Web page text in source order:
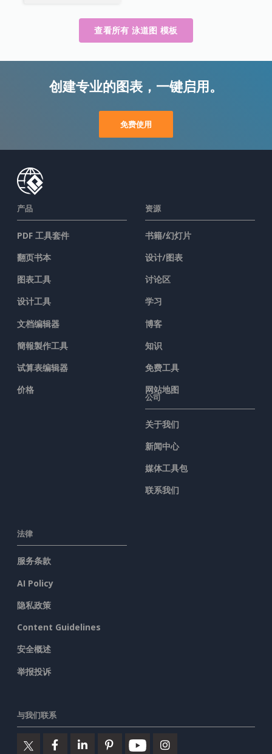
查看所有 泳道图 模板
创建专业的图表，一键启用。
免费使用
产品
PDF 工具套件
翻页书本
图表工具
设计工具
文档编辑器
簡報製作工具
试算表编辑器
价格
资源
书籍/幻灯片
设计/图表
讨论区
学习
博客
知识
免费工具
网站地图
公司
关于我们
新闻中心
媒体工具包
联系我们
法律
服务条款
AI Policy
隐私政策
Content Guidelines
安全概述
举报投诉
与我们联系